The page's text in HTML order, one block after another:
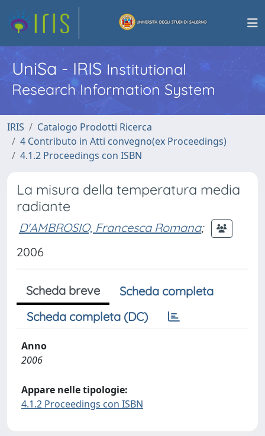
UniSa - IRISInstitutional
Research Information System
IRIS
Catalogo Prodotti Ricerca
4 Contributo in Atti convegno(ex Proceedings)
4.1.2 Proceedings con ISBN
La misura della temperatura media
radiante
D'AMBROSIO, Francesca Romana;
2006
Scheda breve
Scheda completa
Scheda completa (DC)
Anno
2006
Appare nelle tipologie:
4.1.2 Proceedings con ISBN